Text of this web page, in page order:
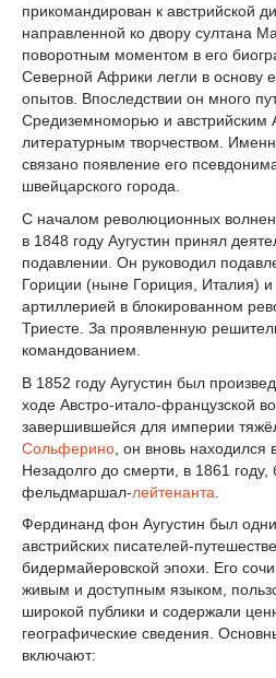
прикомандирован к австрийской
направленной ко двору султана
поворотным моментом в его
Северной Африки легли в основу
опытов. Впоследствии он много
Средиземноморью и австрийским
литературным творчеством.
связано появление его
швейцарского города.
С началом революционных
в 1848 году Аугустин принял
подавлении. Он руководил
Гориции (ныне Гориция, Италия)
артиллерией в блокированном
Триесте. За проявленную
командованием.
В 1852 году Аугустин был
ходе Австро-итало-французской
завершившейся для империи
Сольферино , он вновь
Незадолго до смерти, в 1861 году,
фельдмаршал-лейтенанта
Фердинанд фон Аугустин был
австрийских писателей-
бидермайеровской эпохи. Его
живым и доступным языком,
широкой публики и содержали
географические сведения.
включают: